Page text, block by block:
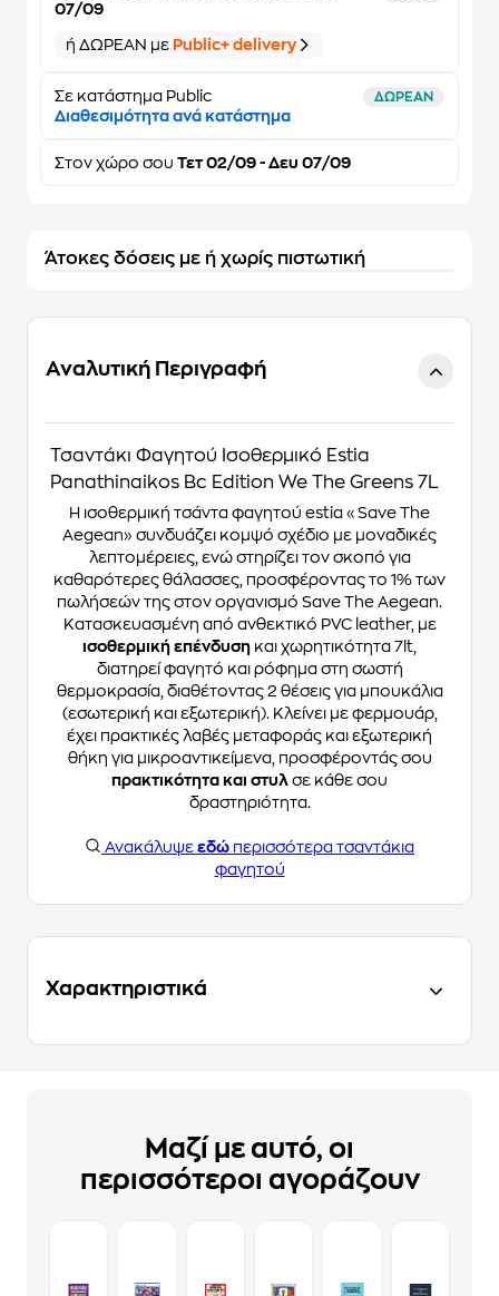
07/09
ή ΔΩΡΕΑΝ με Public+ delivery
Σε κατάστημα Public ΔΩΡΕΑΝ
Διαθεσιμότητα ανά κατάστημα
Στον χώρο σου Τετ 02/09 - Δευ 07/09
Άτοκες δόσεις με ή χωρίς πιστωτική
Αναλυτική Περιγραφή
Τσαντάκι Φαγητού Ισοθερμικό Estia
Panathinaikos Bc Edition We The Greens 7L
Η ισοθερμική τσάντα φαγητού estia «Save The
Aegean» συνδυάζει κομψό σχέδιο με μοναδικές
λεπτομέρειες, ενώ στηρίζει τον σκοπό για
καθαρότερες θάλασσες, προσφέροντας το 1% των
πωλήσεών της στον οργανισμό Save The Aegean.
Κατασκευασμένη από ανθεκτικό PVC leather, με
ισοθερμική επένδυση και χωρητικότητα 7lt,
διατηρεί φαγητό και ρόφημα στη σωστή
θερμοκρασία, διαθέτοντας 2 θέσεις για μπουκάλια
(εσωτερική και εξωτερική). Κλείνει με φερμουάρ,
έχει πρακτικές λαβές μεταφοράς και εξωτερική
θήκη για μικροαντικείμενα, προσφέροντάς σου
πρακτικότητα και στυλ σε κάθε σου
δραστηριότητα.
Ανακάλυψε εδώ περισσότερα τσαντάκια
φαγητού
Χαρακτηριστικά
Μαζί με αυτό, οι
περισσότεροι αγοράζουν